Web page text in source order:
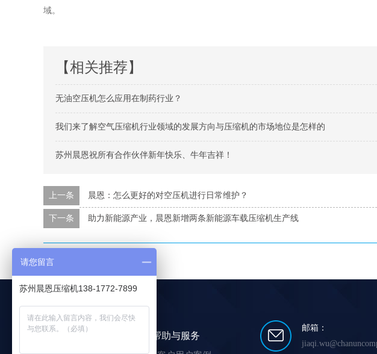
域。
【相关推荐】
无油空压机怎么应用在制药行业？
我们来了解空气压缩机行业领域的发展方向与压缩机的市场地位是怎样的
苏州晨恩祝所有合作伙伴新年快乐、牛年吉祥！
上一条 晨恩：怎么更好的对空压机进行日常维护？
下一条 助力新能源产业，晨恩新增两条新能源车载压缩机生产线
选购及了解 帮助与服务
邮箱：
请您留言
苏州晨恩压缩机138-1772-7899